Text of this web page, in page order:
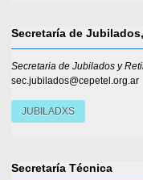
Secretaría de
Secretaria de Jubilados y
sec.jubilados@cepetel.org.ar
JUBILADXS
Secretaría Técnica